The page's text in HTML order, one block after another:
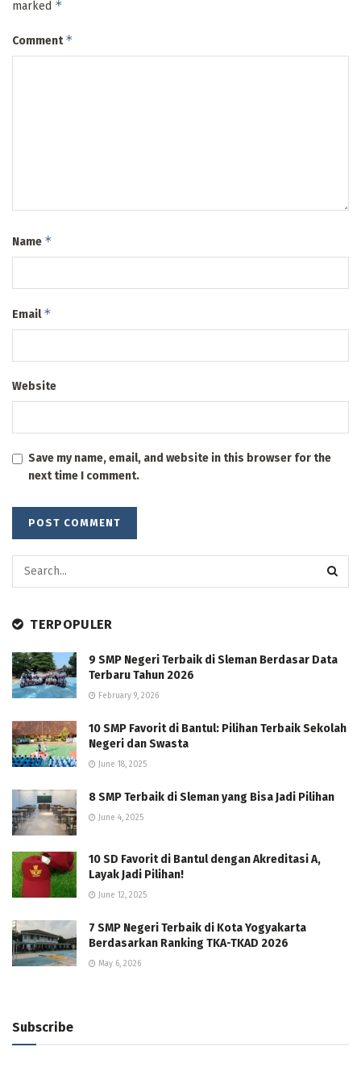
marked *
Comment*
Name *
Email*
Website
Save my name, email, and website in this browser for the
next time I comment.
TERPOPULER
9 SMP Negeri Terbaik di Sleman Berdasar Data
Terbaru Tahun 2026
February 9, 2026
10 SMP Favorit di Bantul: Pilihan Terbaik Sekolah
Negeri dan Swasta
June 18, 2025
8 SMP Terbaik di Sleman yang Bisa Jadi Pilihan
June 4, 2025
10 SD Favorit di Bantul dengan Akreditasi A,
Layak Jadi Pilihan!
June 12, 2025
7 SMP Negeri Terbaik di Kota Yogyakarta
Berdasarkan Ranking TKA-TKAD 2026
May 6, 2026
Subscribe